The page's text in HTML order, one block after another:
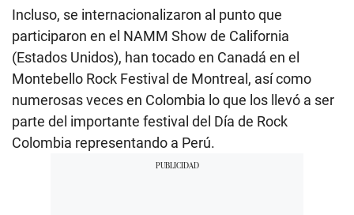
Incluso, se internacionalizaron al punto que
participaron en el NAMM Show de California
(Estados Unidos), han tocado en Canadá en el
Montebello Rock Festival de Montreal, así como
numerosas veces en Colombia lo que los llevó a ser
parte del importante festival del Día de Rock
Colombia representando a Perú.